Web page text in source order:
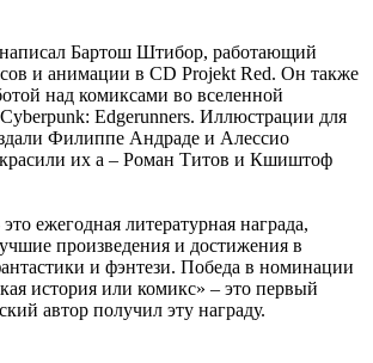
Бартош Штибор, работающий
и анимации в CD Projekt Red. Он также
над комиксами во вселенной
Edgerunners. Иллюстрации для
Филиппе Андраде и Алессио
их а – Роман Титов и Кшиштоф
ежегодная литературная награда,
произведения и достижения в
и фэнтези. Победа в номинации
история или комикс» – это первый
автор получил эту награду.